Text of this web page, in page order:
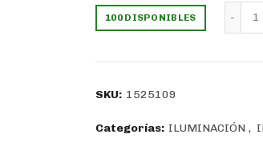
precio
100 DISPONIBLES
SKU: 1525109
Categorías: ILUMINACIÓN ,